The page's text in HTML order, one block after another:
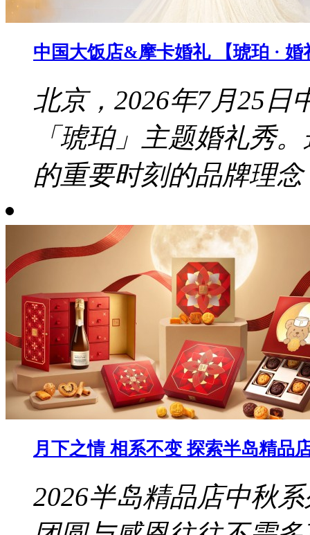
中国大饭店&摩卡婚礼 【琥珀 ·
北京，2026年7月25日
「琥珀」主题婚礼秀
的重要时刻的品牌理念
月下之情 相系不变 探索半岛精品
2026半岛精品店中秋